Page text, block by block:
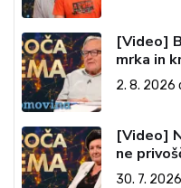
[Video]
mrka in
pečatov
2026)
2. 8. 2026
[Video]
ne
7. 2026)
30. 7.